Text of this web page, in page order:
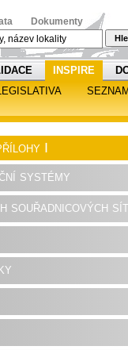
Dokumenty
INSPIRE
I
systémy
souřadnicových